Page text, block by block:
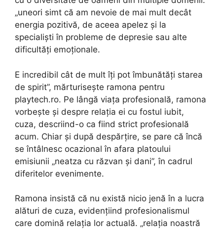
„uneori simt că am nevoie de mai mult decât
energia pozitivă, de aceea apelez și la
specialiști în probleme de depresie sau alte
dificultăți emoționale.
E incredibil cât de mult îți pot îmbunătăți starea
de spirit”, mărturisește ramona pentru
playtech.ro. Pe lângă viața profesională, ramona
vorbește și despre relația ei cu fostul iubit,
cuza, descriind-o ca fiind strict profesională
acum. Chiar și după despărțire, se pare că încă
se întâlnesc ocazional în afara platoului
emisiunii „neatza cu răzvan și dani”, în cadrul
diferitelor evenimente.
Ramona insistă că nu există nicio jenă în a lucra
alături de cuza, evidențiind profesionalismul
care domină relația lor actuală. „relația noastră